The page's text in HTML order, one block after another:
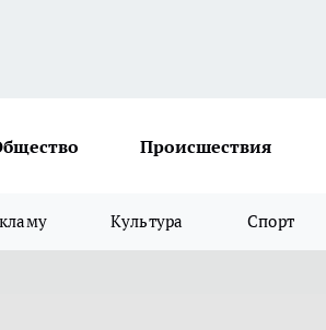
Происшествия
Культура Спорт